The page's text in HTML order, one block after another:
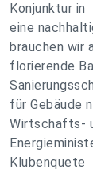
Konjunktur in
eine
brauchen wir
florierende
für Gebäude
Wirtschafts-
Klubenquete